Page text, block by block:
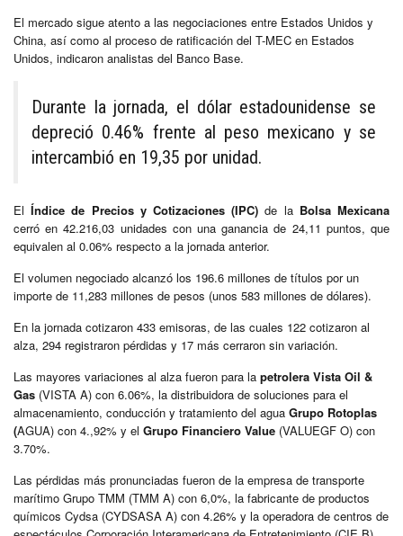
El mercado sigue atento a las negociaciones entre Estados Unidos y
China, así como al proceso de ratificación del T-MEC en Estados
Unidos, indicaron analistas del Banco Base.
Durante la jornada, el dólar estadounidense se
depreció 0.46% frente al peso mexicano y se
intercambió en 19,35 por unidad.
ElÍndice de Precios y Cotizaciones (IPC) de la Bolsa Mexicana
cerró en 42.216,03 unidades con una ganancia de 24,11 puntos, que
equivalen al 0.06% respecto a la jornada anterior.
El volumen negociado alcanzó los 196.6 millones de títulos por un
importe de 11,283 millones de pesos (unos 583 millones de dólares).
En la jornada cotizaron 433 emisoras, de las cuales 122 cotizaron al
alza, 294 registraron pérdidas y 17 más cerraron sin variación.
Las mayores variaciones al alza fueron para la petrolera Vista Oil &
Gas (VISTA A) con 6.06%, la distribuidora de soluciones para el
almacenamiento, conducción y tratamiento del agua Grupo Rotoplas
(AGUA) con 4.,92% y el Grupo Financiero Value (VALUEGF O) con
3.70%.
Las pérdidas más pronunciadas fueron de la empresa de transporte
marítimo Grupo TMM (TMM A) con 6,0%, la fabricante de productos
químicos Cydsa (CYDSASA A) con 4.26% y la operadora de centros de